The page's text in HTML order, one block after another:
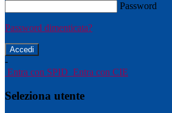
Password
Password dimenticata?
-
Entra con SPID Entra con CIE
Seleziona utente